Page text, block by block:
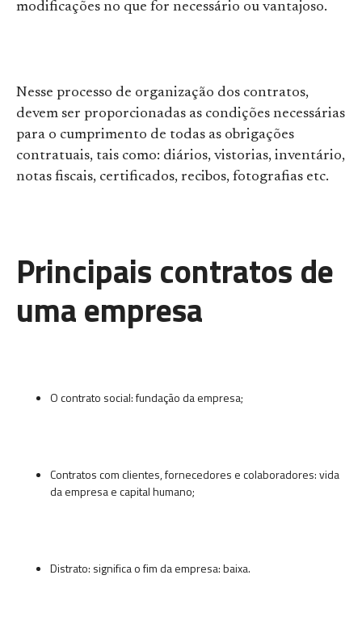
modificações no que for necessário ou vantajoso.
Nesse processo de organização dos contratos,
devem ser proporcionadas as condições necessárias
para o cumprimento de todas as obrigações
contratuais, tais como: diários, vistorias, inventário,
notas fiscais, certificados, recibos, fotografias etc.
Principais contratos de
uma empresa
O contrato social: fundação da empresa;
Contratos com clientes, fornecedores e colaboradores: vida
da empresa e capital humano;
Distrato: significa o fim da empresa: baixa.